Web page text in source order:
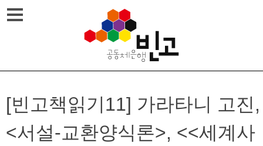
Skip
to
[빈고책읽기11] 가라타니 고진,
<서설-교환양식론>, <<세계사